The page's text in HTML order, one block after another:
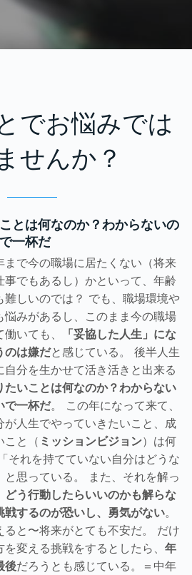
でお悩みでは
せんか？
とは何なのか？わからないの
一杯だ
まで今の職場に居たくない（将来
事でもあるし）かといって、年齢
難しいのでは？ でも、職場環境や
悩みがあるし、このまま今の職場
いても、
「妥協した人生」にな
のは嫌だと感じている。 後半人生
自分を生かせて活き活きと出来る
たいことは何なのか？わからない
で一杯だ。 この年になって来て、
が人生でやっていきたいこと、成
こと（ ミッションビジョン）は何
それを持てていない自分はどうな
と思っている。 また、それを解っ
どう行動したらいいのかも解らな
戦するのが恐いし、勇気がない。
ると〜将来がとても不安だ。 だけ
を変える挑戦をするとしたら、 年
後だろうとも感じている。＝中年